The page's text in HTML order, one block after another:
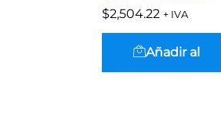
$2,504.22 + IVA
$2,504.22
Añadir al